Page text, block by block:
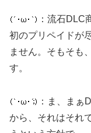
：流石
初のプリペイドが
ません。そもそも
す。
：ま、まぁ
から、それはそれ